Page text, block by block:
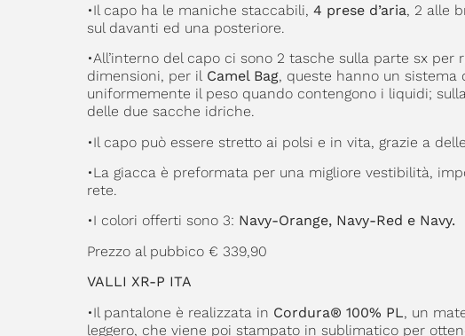
•Il capo ha le maniche staccabili, 4 prese d’aria, 2 alle
sul davanti ed una posteriore.
•All’interno del capo ci sono 2 tasche sulla parte sx per
dimensioni, per il Camel Bag, queste hanno un sistema
uniformemente il peso quando contengono i liquidi;
delle due sacche idriche.
•Il capo può essere stretto ai polsi e in vita, grazie a
•La giacca è preformata per una migliore vestibilità,
rete.
•I colori offerti sono 3: Navy-Orange, Navy-Red e Navy.
Prezzo al pubbico € 339,90
VALLI XR-P ITA
•Il pantalone è realizzata in Cordura® 100% PL, un
leggero, che viene poi stampato in sublimatico per